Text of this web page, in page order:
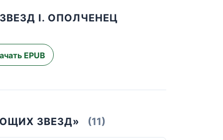
I. ОПОЛЧЕНЕЦ
EPUB
ЗВЕЗД» (11)